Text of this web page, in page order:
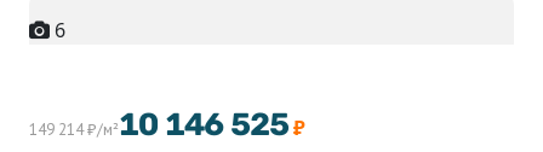
6
149 214 ₽/м²10 146 525 ₽